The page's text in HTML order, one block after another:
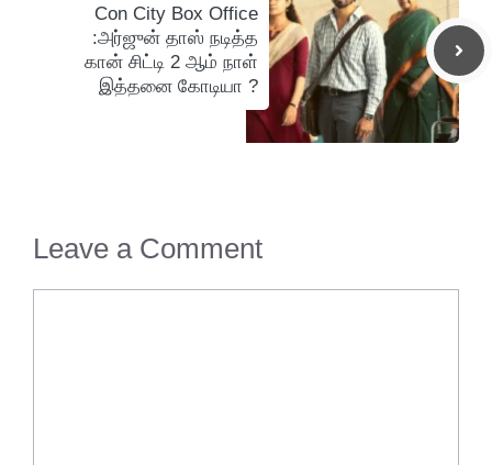
Con City Box Office
:அர்ஜுன் தாஸ் நடித்த
கான் சிட்டி 2 ஆம் நாள்
இத்தனை கோடியா ?
Leave a Comment